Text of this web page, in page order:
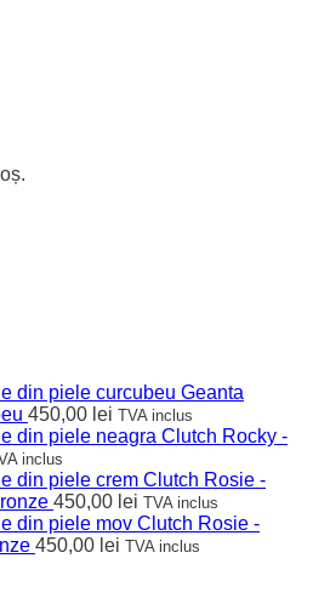
Geanta
450,00 lei TVA inclus
Clutch Rocky -
inclus
Clutch Rosie -
450,00 lei TVA inclus
Clutch Rosie -
450,00 lei TVA inclus